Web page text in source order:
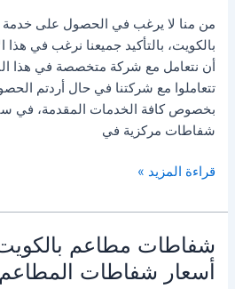
من منا لا يرغب في الحصول على
بالكويت، بالتأكيد جميعنا نرغب في هذا
أن نتعامل مع شركة متخصصة في هذا
تتعاملوا مع شركتنا في حال أردتم
بخصوص كافة الخدمات المقدمة، في
شفاطات مركزية في
تركيب
مركزي
بالكويت/60497772/
تصليح
الشفاط
قراءة المزيد »
أسعار شفاطات المطاعم